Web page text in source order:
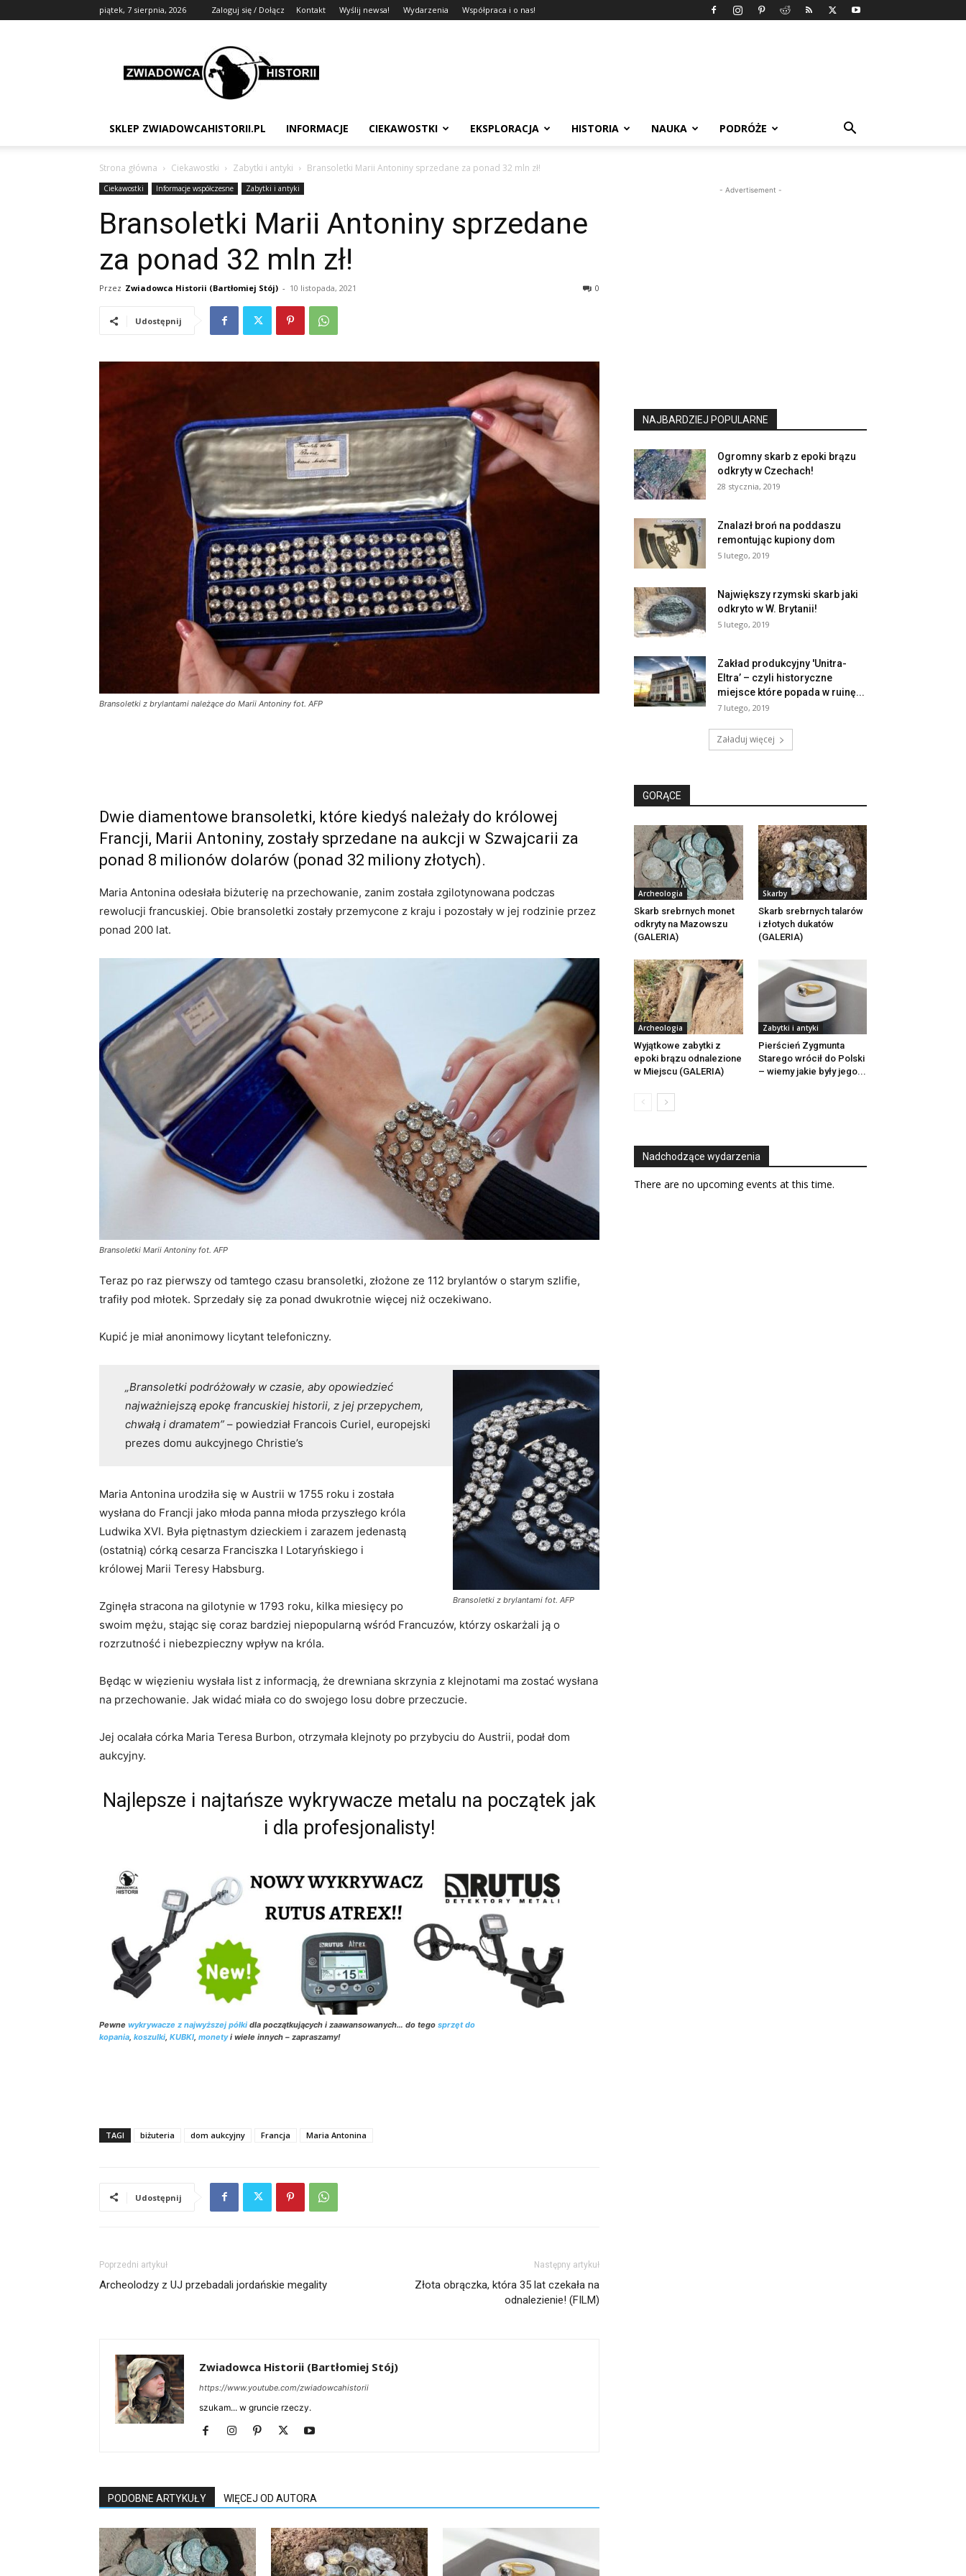
piątek, 7 sierpnia, 2026 Zaloguj się / Dołącz Kontakt Wyślij newsa! Wydarzenia Współpraca i o nas!
Zwiadowca
Historii
SKLEP ZWIADOWCAHISTORII.PL INFORMACJE CIEKAWOSTKI EKSPLORACJA HISTORIA NAUKA PODRÓŻE
Strona główna Ciekawostki Zabytki i antyki Bransoletki Marii Antoniny sprzedane za ponad 32 mln zł!
Ciekawostki Informacje współczesne Zabytki i antyki
Bransoletki Marii Antoniny sprzedane
za ponad 32 mln zł!
Przez Zwiadowca Historii (Bartłomiej Stój) - 10 listopada, 2021 0
Udostępnij
Bransoletki z brylantami należące do Marii Antoniny fot. AFP
Dwie diamentowe bransoletki, które kiedyś należały do ​​królowej
Francji, Marii Antoniny, zostały sprzedane na aukcji w Szwajcarii za
ponad 8 milionów dolarów (ponad 32 miliony złotych).
Maria Antonina odesłała biżuterię na przechowanie, zanim została zgilotynowana podczas
rewolucji francuskiej. Obie bransoletki zostały przemycone z kraju i pozostały w jej rodzinie przez
ponad 200 lat.
Bransoletki Marii Antoniny fot. AFP
Teraz po raz pierwszy od tamtego czasu bransoletki, złożone ze 112 brylantów o starym szlifie,
trafiły pod młotek. Sprzedały się za ponad dwukrotnie więcej niż oczekiwano.
Kupić je miał anonimowy licytant telefoniczny.
Bransoletki z brylantami fot. AFP
„Bransoletki podróżowały w czasie, aby opowiedzieć
najważniejszą epokę francuskiej historii, z jej przepychem,
chwałą i dramatem”– powiedział Francois Curiel, europejski
prezes domu aukcyjnego Christie’s
Maria Antonina urodziła się w Austrii w 1755 roku i została
wysłana do Francji jako młoda panna młoda przyszłego króla
Ludwika XVI. Była piętnastym dzieckiem i zarazem jedenastą
(ostatnią) córką cesarza Franciszka I Lotaryńskiego i
królowej Marii Teresy Habsburg.
Zginęła stracona na gilotynie w 1793 roku, kilka miesięcy po
swoim mężu, stając się coraz bardziej niepopularną wśród Francuzów, którzy oskarżali ją o
rozrzutność i niebezpieczny wpływ na króla.
Będąc w więzieniu wysłała list z informacją, że drewniana skrzynia z klejnotami ma zostać wysłana
na przechowanie. Jak widać miała co do swojego losu dobre przeczucie.
Jej ocalała córka Maria Teresa Burbon, otrzymała klejnoty po przybyciu do Austrii, podał dom
aukcyjny.
Najlepsze i najtańsze wykrywacze metalu na początek jak
i dla profesjonalisty!
Pewne wykrywacze z najwyższej półki dla początkujących i zaawansowanych… do tego sprzęt do
kopania, koszulki, KUBKI, monetyi wiele innych – zapraszamy!
TAGI biżuteria dom aukcyjny Francja Maria Antonina
Udostępnij
Poprzedni artykuł
Archeolodzy z UJ przebadali jordańskie megality
Następny artykuł
Złota obrączka, która 35 lat czekała na
odnalezienie! (FILM)
Zwiadowca Historii (Bartłomiej Stój)
https://www.youtube.com/zwiadowcahistorii
szukam... w gruncie rzeczy.
PODOBNE ARTYKUŁY WIĘCEJ OD AUTORA
- Advertisement -
NAJBARDZIEJ POPULARNE
Ogromny skarb z epoki brązu
odkryty w Czechach!
28 stycznia, 2019
Znalazł broń na poddaszu
remontując kupiony dom
5 lutego, 2019
Największy rzymski skarb jaki
odkryto w W. Brytanii!
5 lutego, 2019
Zakład produkcyjny 'Unitra-
Eltra’ – czyli historyczne
miejsce które popada w ruinę...
7 lutego, 2019
Załaduj więcej
GORĄCE
Archeologia
Skarb srebrnych monet
odkryty na Mazowszu
(GALERIA)
Skarby
Skarb srebrnych talarów
i złotych dukatów
(GALERIA)
Archeologia
Wyjątkowe zabytki z
epoki brązu odnalezione
w Miejscu (GALERIA)
Zabytki i antyki
Pierścień Zygmunta
Starego wrócił do Polski
– wiemy jakie były jego...
Nadchodzące wydarzenia
There are no upcoming events at this time.